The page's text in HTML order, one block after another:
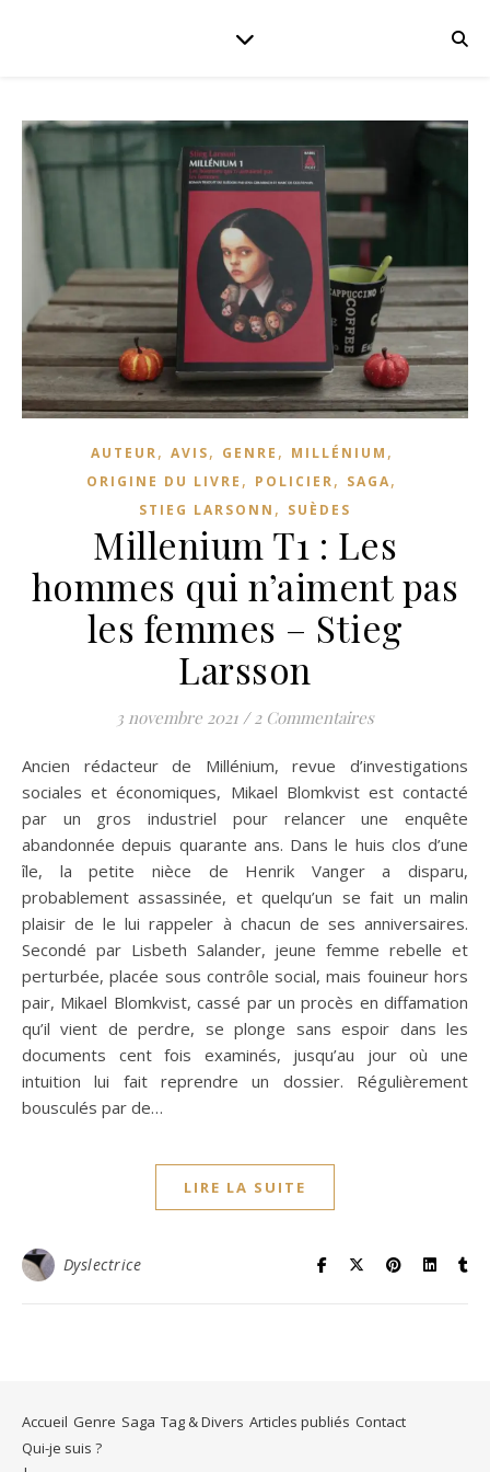
AUTEUR, AVIS, GENRE , MILLÉNIUM ,
ORIGINE DU LIVRE , POLICIER, SAGA,
STIEG LARSONN , SUÈDES
Millenium T1 : Les
hommes qui n’aiment pas
les femmes – Stieg
Larsson
3 novembre 2021 / 2 Commentaires
Ancien rédacteur de Millénium, revue d’investigations
sociales et économiques, Mikael Blomkvist est contacté
par un gros industriel pour relancer une enquête
abandonnée depuis quarante ans. Dans le huis clos d’une
île, la petite nièce de Henrik Vanger a disparu,
probablement assassinée, et quelqu’un se fait un malin
plaisir de le lui rappeler à chacun de ses anniversaires.
Secondé par Lisbeth Salander, jeune femme rebelle et
perturbée, placée sous contrôle social, mais fouineur hors
pair, Mikael Blomkvist, cassé par un procès en diffamation
qu’il vient de perdre, se plonge sans espoir dans les
documents cent fois examinés, jusqu’au jour où une
intuition lui fait reprendre un dossier. Régulièrement
bousculés par de…
LIRE LA SUITE
Dyslectrice
Accueil Genre Saga Tag & Divers Articles publiés Contact
Qui-je suis ?